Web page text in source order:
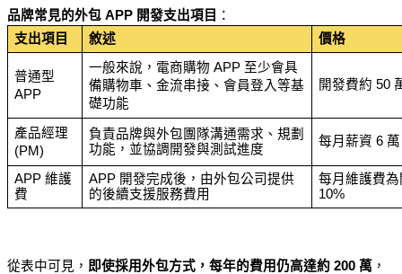
品牌常見的外包 APP 開發支出項目 ：
支出項目
敘述 價格
普通型
APP
一般來說，電商購物 APP 至少會具
備購物車、金流串接、會員登入等基
礎功能
開發費約 50
產品經理
(PM)
負責品牌與外包團隊溝通需求、規劃
功能，並協調開發與測試進度
每月薪資 6 萬
APP 維護
費
APP 開發完成後，由外包公司提供
的後續支援服務費用
每月維護費
10%
從表中可見， 即使採用外包方式，每年的費用仍高達約 200 萬 ，